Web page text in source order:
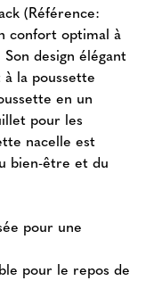
(Référence:
confort optimal à
design élégant
la poussette
en un
pour les
nacelle est
bien-être et du
pour une
pour le repos de